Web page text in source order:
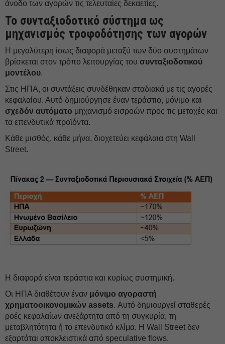
άνοδο των αγορών τις τελευταίες δεκαετίες.
Το συνταξιοδοτικό σύστημα ως
μηχανισμός τροφοδότησης των αγορών
Η μεγαλύτερη ίσως διαφορά μεταξύ των δύο συστημάτων
βρίσκεται στον τρόπο λειτουργίας του συνταξιοδοτικού
μοντέλου.
Στις ΗΠΑ, οι συντάξεις συνδέθηκαν σταδιακά με τις αγορές
κεφαλαίου. Αυτό δημιούργησε έναν τεράστιο, μόνιμο και
σχεδόν αυτόματο μηχανισμό εισροών προς τις μετοχές και
τα επενδυτικά προϊόντα.
Κάθε μισθός, κάθε μήνα, διοχετεύει κεφάλαια στη Wall
Street.
Η διαφορά είναι τεράστια και κυρίως συστημική.
Οι ΗΠΑ διαθέτουν έναν μόνιμο αγοραστή
χρηματοοικονομικών assets. Αυτό δημιουργεί σταθερές
ροές κεφαλαίων ανεξάρτητα από τη συγκυρία, τη
μεταβλητότητα ή το επενδυτικό κλίμα. Η Wall Street δεν
εξαρτάται αποκλειστικά από speculative flows.